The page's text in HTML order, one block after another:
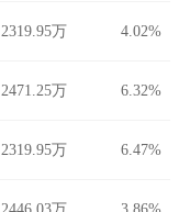
2319.95万 4.02%
2471.25万 6.32%
2319.95万 6.47%